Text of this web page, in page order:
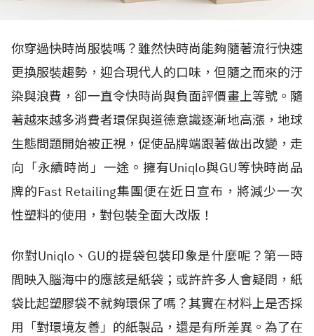
你穿過快時尚服裝嗎？雖然快時尚能夠隨著流行快速
更換服裝趨勢，迎合現代人的口味，但隨之而來的汙
染與浪費，卻一直令快時尚與負面評價畫上等號。隨
著越來越多消費者環保與道德意識逐漸地高漲，地球
生態問題開始被正視，促使品牌端跟著做出改變，走
向「永續時尚」一途。擁有Uniqlo與GU等快時尚品
牌的Fast Retailing集團便在近日宣布，將減少一次
性塑料的使用，對包裝全面大改版！
你對Uniqlo、GU的提袋包裝印象是什麼呢？第一時
間映入腦海中的應該是紙袋；或許許多人會疑問，紙
袋比起塑膠袋不就夠環保了嗎？其實在材料上是否採
用「對環境友善」的紙製品，還是有所差異。為了在